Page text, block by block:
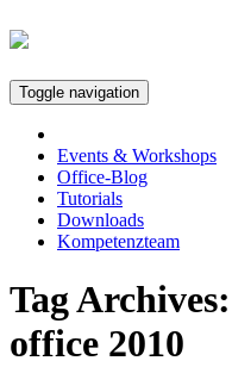
Toggle navigation
Events & Workshops
Office-Blog
Tutorials
Downloads
Kompetenzteam
Tag Archives:
office 2010